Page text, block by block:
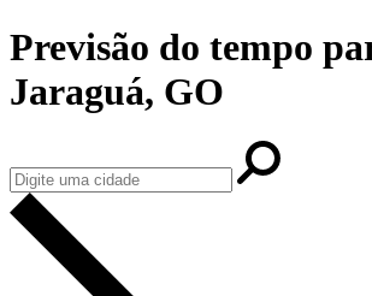
Previsão do tempo
Jaraguá, GO